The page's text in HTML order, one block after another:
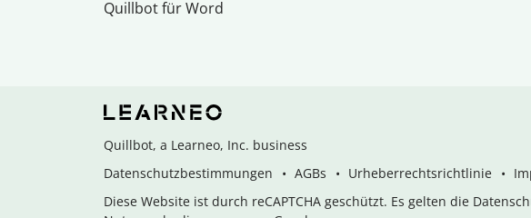
Quillbot für Word
Quillbot, a Learneo, Inc. business
Datenschutzbestimmungen
AGBs Urheberrechtsrichtlinie
Diese Website ist durch reCAPTCHA geschützt. Es gelten die